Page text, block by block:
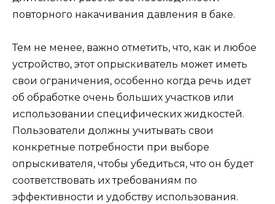
повторного накачивания давления в баке.
Тем не менее, важно отметить, что, как и любое
устройство, этот опрыскиватель может иметь
свои ограничения, особенно когда речь идет
об обработке очень больших участков или
использовании специфических жидкостей.
Пользователи должны учитывать свои
конкретные потребности при выборе
опрыскивателя, чтобы убедиться, что он будет
соответствовать их требованиям по
эффективности и удобству использования.